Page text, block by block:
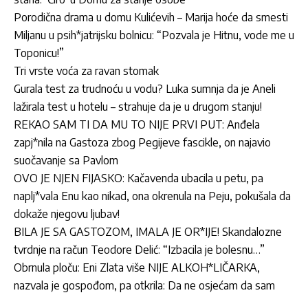
Porodična drama u domu Kulićevih – Marija hoće da smesti
Miljanu u psih*jatrijsku bolnicu: “Pozvala je Hitnu, vode me u
Toponicu!”
Tri vrste voća za ravan stomak
Gurala test za trudnoću u vodu? Luka sumnja da je Aneli
lažirala test u hotelu – strahuje da je u drugom stanju!
REKAO SAM TI DA MU TO NIJE PRVI PUT: Anđela
zapj*nila na Gastoza zbog Pegijeve fascikle, on najavio
suočavanje sa Pavlom
OVO JE NJEN FIJASKO: Kačavenda ubacila u petu, pa
naplj*vala Enu kao nikad, ona okrenula na Peju, pokušala da
dokaže njegovu ljubav!
BILA JE SA GASTOZOM, IMALA JE OR*IJE! Skandalozne
tvrdnje na račun Teodore Delić: “Izbacila je bolesnu…”
Obrnula ploču: Eni Zlata više NIJE ALKOH*LIČARKA,
nazvala je gospođom, pa otkrila: Da ne osjećam da sam